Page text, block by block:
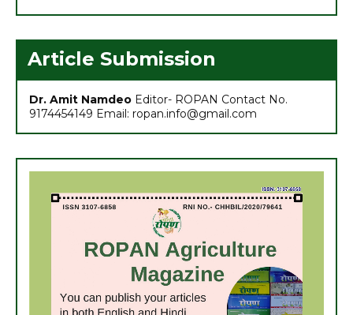
Article Submission
Dr. Amit Namdeo Editor- ROPAN Contact No.
9174454149 Email: ropan.info@gmail.com